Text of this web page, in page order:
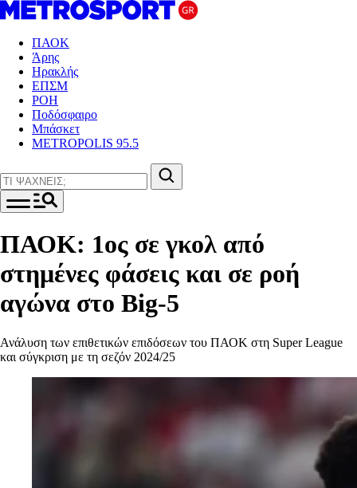
ΠΑΟΚ
Άρης
Ηρακλής
ΕΠΣΜ
ΡΟΗ
Ποδόσφαιρο
Μπάσκετ
METROPOLIS 95.5
ΠΑΟΚ: 1ος σε γκολ από
στημένες φάσεις και σε ροή
αγώνα στο Big-5
Ανάλυση των επιθετικών επιδόσεων του ΠΑΟΚ στη Super League
και σύγκριση με τη σεζόν 2024/25